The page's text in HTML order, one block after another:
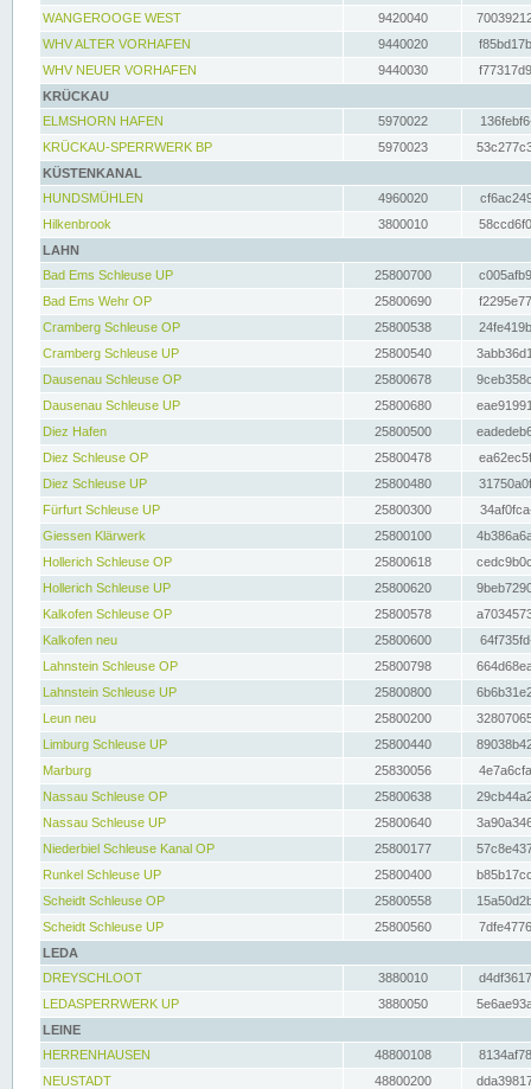
WANGEROOGE WEST
9420040
WHV ALTER VORHAFEN
9440020
WHV NEUER VORHAFEN
9440030
KRÜCKAU
ELMSHORN HAFEN
5970022
KRÜCKAU-SPERRWERK BP
5970023
KÜSTENKANAL
HUNDSMÜHLEN
4960020
Hilkenbrook
3800010
LAHN
Bad Ems Schleuse UP
25800700
Bad Ems Wehr OP
25800690
Cramberg Schleuse OP
25800538
Cramberg Schleuse UP
25800540
Dausenau Schleuse OP
25800678
Dausenau Schleuse UP
25800680
Diez Hafen
25800500
Diez Schleuse OP
25800478
Diez Schleuse UP
25800480
Fürfurt Schleuse UP
25800300
Giessen Klärwerk
25800100
Hollerich Schleuse OP
25800618
Hollerich Schleuse UP
25800620
Kalkofen Schleuse OP
25800578
Kalkofen neu
25800600
Lahnstein Schleuse OP
25800798
Lahnstein Schleuse UP
25800800
Leun neu
25800200
Limburg Schleuse UP
25800440
Marburg
25830056
Nassau Schleuse OP
25800638
Nassau Schleuse UP
25800640
Niederbiel Schleuse Kanal OP
25800177
Runkel Schleuse UP
25800400
Scheidt Schleuse OP
25800558
Scheidt Schleuse UP
25800560
LEDA
DREYSCHLOOT
3880010
LEDASPERRWERK UP
3880050
LEINE
HERRENHAUSEN
48800108
NEUSTADT
48800200